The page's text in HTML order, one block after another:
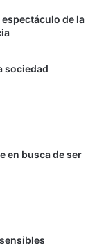
espectáculo de la
sociedad
en busca de ser